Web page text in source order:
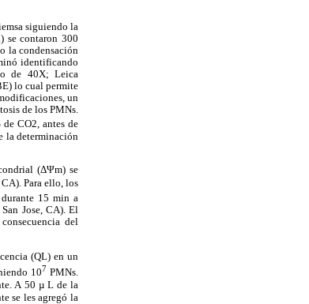
siguiendo la
se contaron 300
la condensación
identificando
de 40X; Leica
lo cual permite
un
de los PMNs.
CO2, antes de
la determinación
(ΔΨm) se
Para ello, los
15 min a
Jose, CA). El
del
(QL) en un
107PMNs.
A 50 µ L de la
se les agregó la